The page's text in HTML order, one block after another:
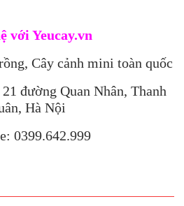
với Yeucay.vn
Cây cảnh mini toàn quốc
đường Quan Nhân, Thanh
Hà Nội
0399.642.999